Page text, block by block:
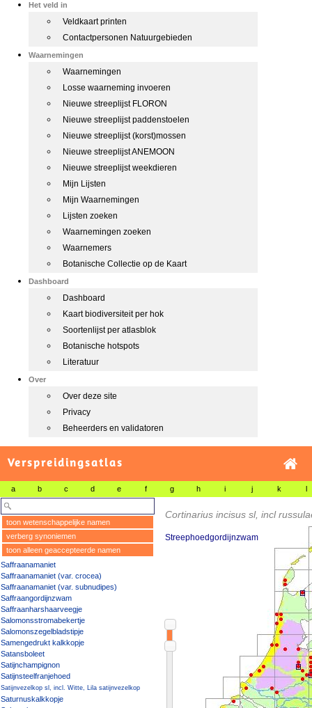
Het veld in
Veldkaart printen
Contactpersonen Natuurgebieden
Waarnemingen
Waarnemingen
Losse waarneming invoeren
Nieuwe streeplijst FLORON
Nieuwe streeplijst paddenstoelen
Nieuwe streeplijst (korst)mossen
Nieuwe streeplijst ANEMOON
Nieuwe streeplijst weekdieren
Mijn Lijsten
Mijn Waarnemingen
Lijsten zoeken
Waarnemingen zoeken
Waarnemers
Botanische Collectie op de Kaart
Dashboard
Dashboard
Kaart biodiversiteit per hok
Soortenlijst per atlasblok
Botanische hotspots
Literatuur
Over
Over deze site
Privacy
Beheerders en validatoren
Verspreidingsatlas
a b c d e f g h i j k l
toon wetenschappelijke namen
verberg synoniemen
toon alleen geaccepteerde namen
Saffraanamaniet
Saffraanamaniet (var. crocea)
Saffraanamaniet (var. subnudipes)
Saffraangordijnzwam
Saffraanharshaarveegje
Salomonsstromabekertje
Salomonszegelbladstipje
Samengedrukt kalkkopje
Satansboleet
Satijnchampignon
Satijnsteelfranjehoed
Satijnvezelkop sl, incl. Witte, Lila satijnvezelkop
Saturnuskalkkopje
Cortinarius incisus sl, incl
Streephoedgordijnzwam